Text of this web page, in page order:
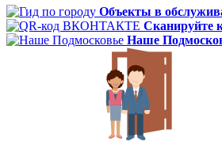
Объекты в
Сканируйте
Наше